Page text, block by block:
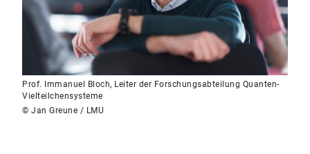
Prof. Immanuel Bloch, Leiter der Forschungsabteilung Quanten-
Vielteilchensysteme
© Jan Greune / LMU